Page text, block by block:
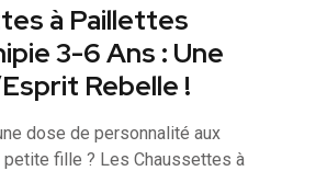
à Paillettes
3-6 Ans : Une
Rebelle !
dose de personnalité aux
fille ? Les Chaussettes à